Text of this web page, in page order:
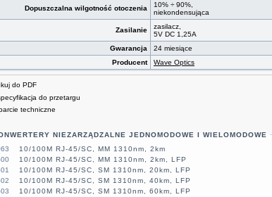
Dopuszczalna wilgotność otoczenia
10% ÷ 90%,
niekondensująca
Zasilanie
zasilacz,
5V DC 1,25A
Gwarancja
24 miesiące
Producent
Wave Optics
do PDF
do przetargu
techniczne
NIEZARZĄDZALNE JEDNOMODOWE I WIELOMODOWE
10/100M RJ-45/SC, MM 1310nm, 2km
10/100M RJ-45/SC, MM 1310nm, 2km, LFP
10/100M RJ-45/SC, SM 1310nm, 20km, LFP
10/100M RJ-45/SC, SM 1310nm, 40km, LFP
10/100M RJ-45/SC, SM 1310nm, 60km, LFP